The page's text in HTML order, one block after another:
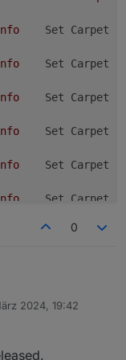
Set Carpet
Set Carpet
Set Carpet
Set Carpet
Set Carpet
Set Carpet
Set Carpet
Change
0
DP´s werden
der App ändert,
wann mus
2024, 19:42